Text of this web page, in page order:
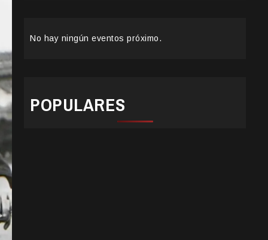
No hay ningún eventos próximo.
POPULARES